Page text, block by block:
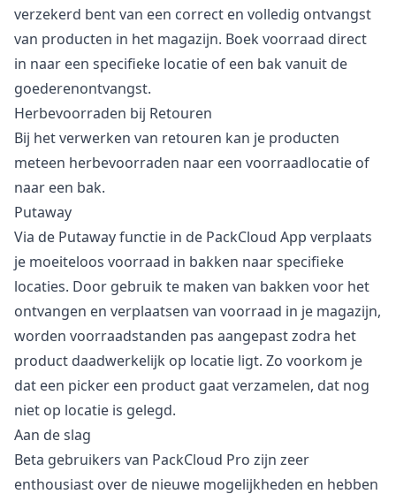
verzekerd bent van een correct en volledig ontvangst
van producten in het magazijn. Boek voorraad direct
in naar een specifieke locatie of een bak vanuit de
goederenontvangst.
Herbevoorraden bij Retouren
Bij het verwerken van retouren kan je producten
meteen herbevoorraden naar een voorraadlocatie of
naar een bak.
Putaway
Via de Putaway functie in de PackCloud App verplaats
je moeiteloos voorraad in bakken naar specifieke
locaties. Door gebruik te maken van bakken voor het
ontvangen en verplaatsen van voorraad in je magazijn,
worden voorraadstanden pas aangepast zodra het
product daadwerkelijk op locatie ligt. Zo voorkom je
dat een picker een product gaat verzamelen, dat nog
niet op locatie is gelegd.
Aan de slag
Beta gebruikers van PackCloud Pro zijn zeer
enthousiast over de nieuwe mogelijkheden en hebben